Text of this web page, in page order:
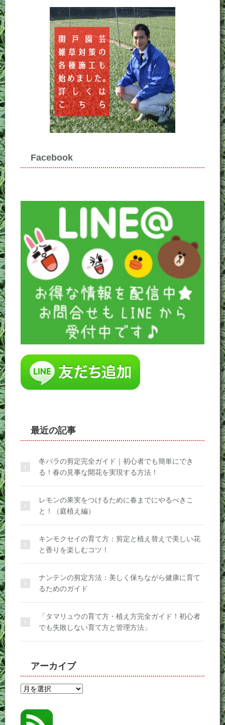
Facebook
最近の記事
冬バラの剪定完全ガイド｜初心者でも簡単にでき
る！春の見事な開花を実現する方法！
レモンの果実をつけるために春までにやるべきこ
と！（庭植え編）
キンモクセイの育て方：剪定と植え替えで美しい花
と香りを楽しむコツ！
ナンテンの剪定方法：美しく保ちながら健康に育て
るためのガイド
「タマリュウの育て方・植え方完全ガイド！初心者
でも失敗しない育て方と管理方法」
アーカイブ
ア
カ
イ